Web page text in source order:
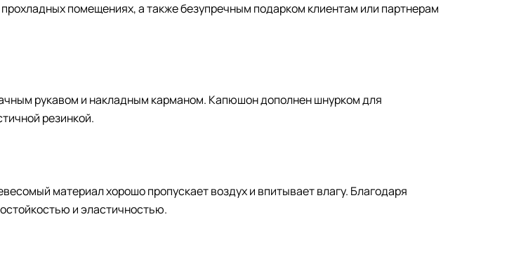
помещениях, а также безупречным подарком клиентам или партнерам
рукавом и накладным карманом. Капюшон дополнен шнурком для
резинкой.
материал хорошо пропускает воздух и впитывает влагу. Благодаря
и эластичностью.